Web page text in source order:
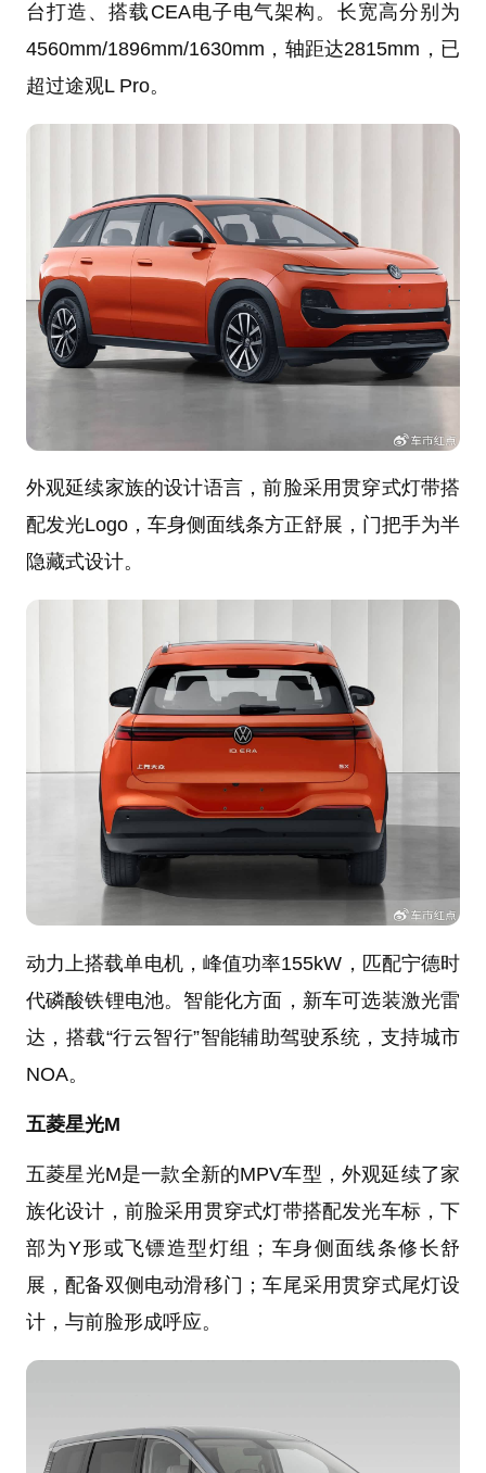
台打造、搭载CEA电子电气架构。长宽高分别为
4560mm/1896mm/1630mm，轴距达2815mm，已
超过途观L Pro。
外观延续家族的设计语言，前脸采用贯穿式灯带搭
配发光Logo，车身侧面线条方正舒展，门把手为半
隐藏式设计。
动力上搭载单电机，峰值功率155kW，匹配宁德时
代磷酸铁锂电池。智能化方面，新车可选装激光雷
达，搭载“行云智行”智能辅助驾驶系统，支持城市
NOA。
五菱星光M
五菱星光M是一款全新的MPV车型，外观延续了家
族化设计，前脸采用贯穿式灯带搭配发光车标，下
部为Y形或飞镖造型灯组；车身侧面线条修长舒
展，配备双侧电动滑移门；车尾采用贯穿式尾灯设
计，与前脸形成呼应。